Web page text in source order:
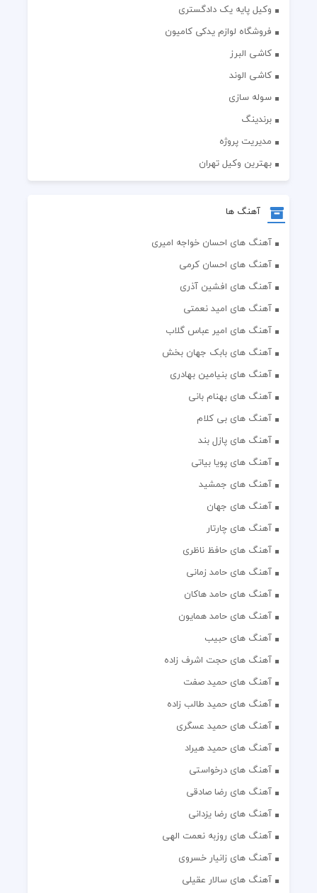
وکیل پایه یک دادگستری
فروشگاه لوازم یدکی کامیون
کاشی البرز
کاشی الوند
سوله سازی
برندینگ
مدیریت پروژه
بهترین وکیل تهران
آهنگ ها
آهنگ های احسان خواجه امیری
آهنگ های احسان کرمی
آهنگ های افشین آذری
آهنگ های امید نعمتی
آهنگ های امیر عباس گلاب
آهنگ های بابک جهان بخش
آهنگ های بنیامین بهادری
آهنگ های بهنام بانی
آهنگ های بی کلام
آهنگ های پازل بند
آهنگ های پویا بیاتی
آهنگ های جمشید
آهنگ های جهان
آهنگ های چارتار
آهنگ های حافظ ناظری
آهنگ های حامد زمانی
آهنگ های حامد هاکان
آهنگ های حامد همایون
آهنگ های حبیب
آهنگ های حجت اشرف زاده
آهنگ های حمید صفت
آهنگ های حمید طالب زاده
آهنگ های حمید عسگری
آهنگ های حمید هیراد
آهنگ های درخواستی
آهنگ های رضا صادقی
آهنگ های رضا یزدانی
آهنگ های روزبه نعمت الهی
آهنگ های زانیار خسروی
آهنگ های سالار عقیلی